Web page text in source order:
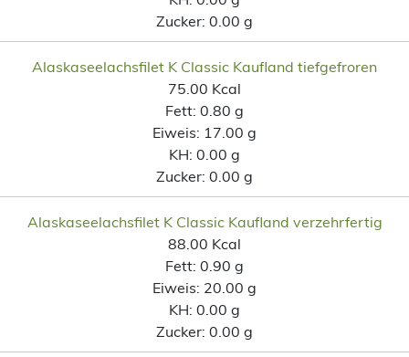
Zucker: 0.00 g
Alaskaseelachsfilet K Classic Kaufland tiefgefroren
75.00 Kcal
Fett: 0.80 g
Eiweis: 17.00 g
KH: 0.00 g
Zucker: 0.00 g
Alaskaseelachsfilet K Classic Kaufland verzehrfertig
88.00 Kcal
Fett: 0.90 g
Eiweis: 20.00 g
KH: 0.00 g
Zucker: 0.00 g